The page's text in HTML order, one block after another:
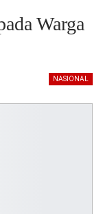
Warga
NASIONAL